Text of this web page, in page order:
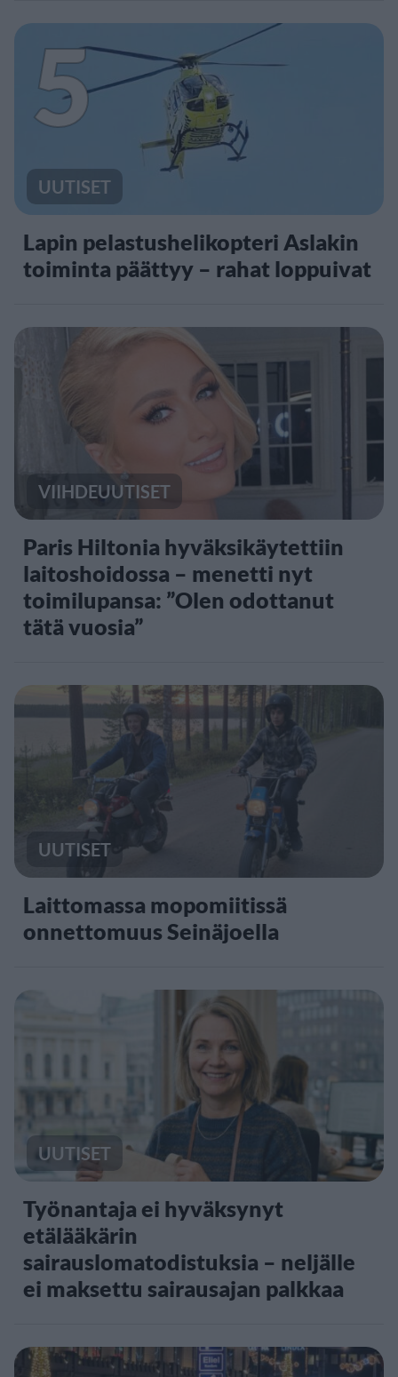
5
UUTISET
Lapin pelastushelikopteri Aslakin
toiminta päättyy – rahat loppuivat
VIIHDEUUTISET
Paris Hiltonia hyväksikäytettiin
laitoshoidossa – menetti nyt
toimilupansa: ”Olen odottanut
tätä vuosia”
UUTISET
Laittomassa mopomiitissä
onnettomuus Seinäjoella
UUTISET
Työnantaja ei hyväksynyt
etälääkärin
sairauslomatodistuksia – neljälle
ei maksettu sairausajan palkkaa